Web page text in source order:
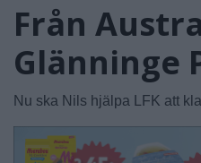
Från
Glänninge
Nu ska Nils hjälpa LFK att